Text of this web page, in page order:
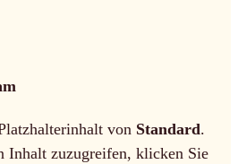
von Standard.
Inhalt zuzugreifen, klicken Sie